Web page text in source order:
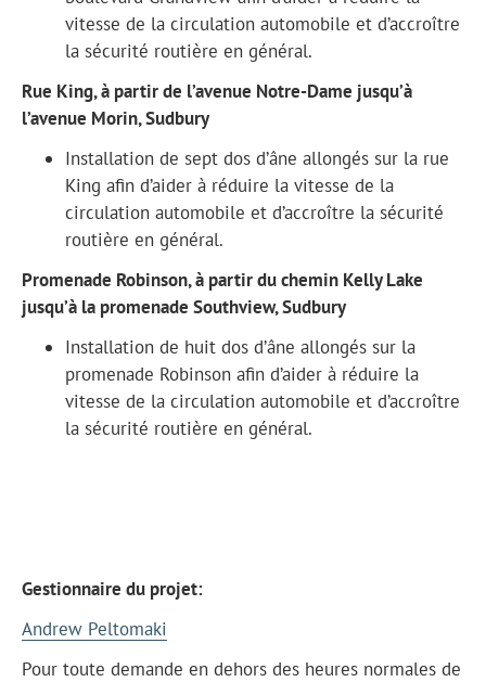
vitesse de la circulation automobile et d’accroître
la sécurité routière en général.
Rue King, à partir de l’avenue Notre-Dame jusqu’à
l’avenue Morin, Sudbury
Installation de sept dos d’âne allongés sur la rue
King afin d’aider à réduire la vitesse de la
circulation automobile et d’accroître la sécurité
routière en général.
Promenade Robinson, à partir du chemin Kelly Lake
jusqu’à la promenade Southview, Sudbury
Installation de huit dos d’âne allongés sur la
promenade Robinson afin d’aider à réduire la
vitesse de la circulation automobile et d’accroître
la sécurité routière en général.
Gestionnaire du projet:
Andrew Peltomaki
Pour toute demande en dehors des heures normales de